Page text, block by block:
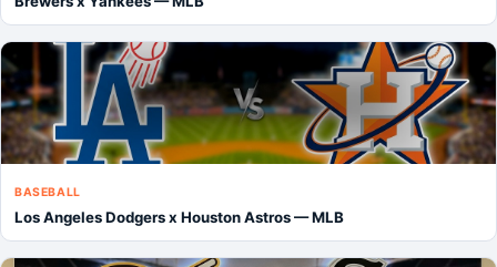
BASEBALL
Los Angeles Dodgers x Houston Astros — MLB